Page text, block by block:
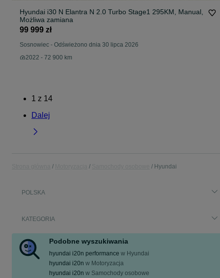
Hyundai i30 N Elantra N 2.0 Turbo Stage1 295KM, Manual,
Możliwa zamiana
99 999 zł
Sosnowiec - Odświeżono dnia 30 lipca 2026
2022 - 72 900 km
1 z 14
Dalej
Hyundai
POLSKA
KATEGORIA
Podobne wyszukiwania
hyundai i20n performance w Hyundai
hyundai i20n w Motoryzacja
hyundai i20n w Samochody osobowe